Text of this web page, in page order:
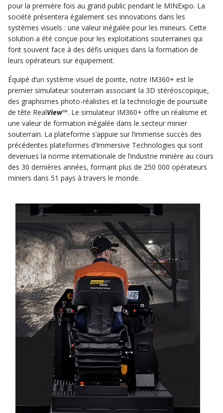
pour la première fois au grand public pendant le MINExpo. La
société présentera également ses innovations dans les
systèmes visuels : une valeur inégalée pour les mineurs. Cette
solution a été conçue pour les exploitations souterraines qui
font souvent face à des défis uniques dans la formation de
leurs opérateurs sur équipement.
Équipé d’un système visuel de pointe, notre IM360+ est le
premier simulateur souterrain associant la 3D stéréoscopique,
des graphismes photo-réalistes et la technologie de poursuite
de tête RealView™. Le simulateur IM360+ offre un réalisme et
une valeur de formation inégalée dans le secteur minier
souterrain. La plateforme s’appuie sur l’immense succès des
précédentes plateformes d’Immersive Technologies qui sont
devenues la norme internationale de l’industrie minière au cours
des 30 dernières années, formant plus de 250 000 opérateurs
miniers dans 51 pays à travers le monde.